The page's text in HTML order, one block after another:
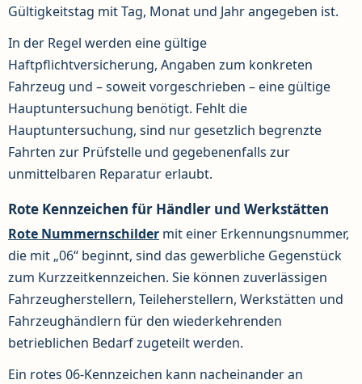
Gültigkeitstag mit Tag, Monat und Jahr angegeben ist.
In der Regel werden eine gültige
Haftpflichtversicherung, Angaben zum konkreten
Fahrzeug und – soweit vorgeschrieben – eine gültige
Hauptuntersuchung benötigt. Fehlt die
Hauptuntersuchung, sind nur gesetzlich begrenzte
Fahrten zur Prüfstelle und gegebenenfalls zur
unmittelbaren Reparatur erlaubt.
Rote Kennzeichen für Händler und Werkstätten
Rote Nummernschilder mit einer Erkennungsnummer,
die mit „06“ beginnt, sind das gewerbliche Gegenstück
zum Kurzzeitkennzeichen. Sie können zuverlässigen
Fahrzeugherstellern, Teileherstellern, Werkstätten und
Fahrzeughändlern für den wiederkehrenden
betrieblichen Bedarf zugeteilt werden.
Ein rotes 06-Kennzeichen kann nacheinander an